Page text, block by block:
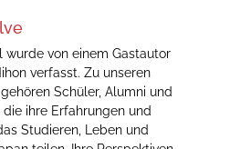
wurde von einem Gastautor
verfasst. Zu unseren
Schüler, Alumni und
die ihre Erfahrungen und
Studieren, Leben und